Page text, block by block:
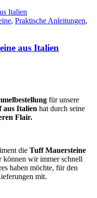
, Praktische Anleitungen,
aus Italien
für unsere
Italien hat durch seine
Flair.
die Tuff Mauersteine
wir immer schnell
haben möchte, für den
mit.